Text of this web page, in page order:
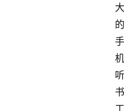
大
的
手
机
听
书
工